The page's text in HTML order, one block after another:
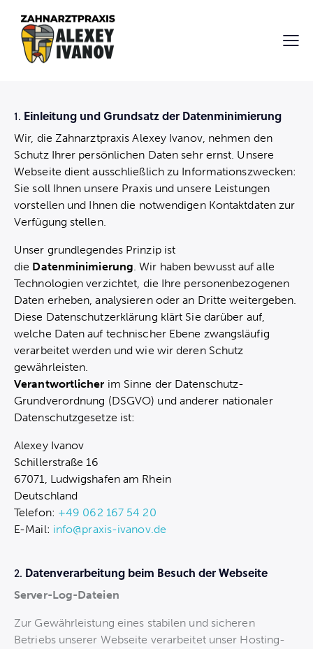
1. Einleitung und Grundsatz der Datenminimierung
Wir, die Zahnarztpraxis Alexey Ivanov, nehmen den
Schutz Ihrer persönlichen Daten sehr ernst. Unsere
Webseite dient ausschließlich zu Informationszwecken:
Sie soll Ihnen unsere Praxis und unsere Leistungen
vorstellen und Ihnen die notwendigen Kontaktdaten zur
Verfügung stellen.
Unser grundlegendes Prinzip ist
die Datenminimierung. Wir haben bewusst auf alle
Technologien verzichtet, die Ihre personenbezogenen
Daten erheben, analysieren oder an Dritte weitergeben.
Diese Datenschutzerklärung klärt Sie darüber auf,
welche Daten auf technischer Ebene zwangsläufig
verarbeitet werden und wie wir deren Schutz
gewährleisten.
Verantwortlicher im Sinne der Datenschutz-
Grundverordnung (DSGVO) und anderer nationaler
Datenschutzgesetze ist:
Alexey Ivanov
Schillerstraße 16
67071, Ludwigshafen am Rhein
Deutschland
Telefon: +49 062 167 54 20
E-Mail: info@praxis-ivanov.de
2. Datenverarbeitung beim Besuch der Webseite
Server-Log-Dateien
Zur Gewährleistung eines stabilen und sicheren
Betriebs unserer Webseite verarbeitet unser Hosting-